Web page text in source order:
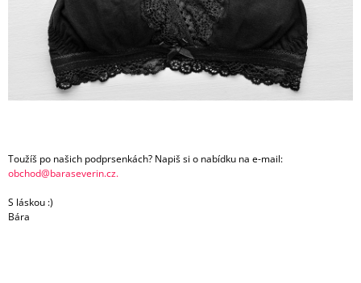
Toužíš po našich podprsenkách? Napiš si o nabídku na e-mail:
obchod@baraseverin.cz.
S láskou :)
Bára